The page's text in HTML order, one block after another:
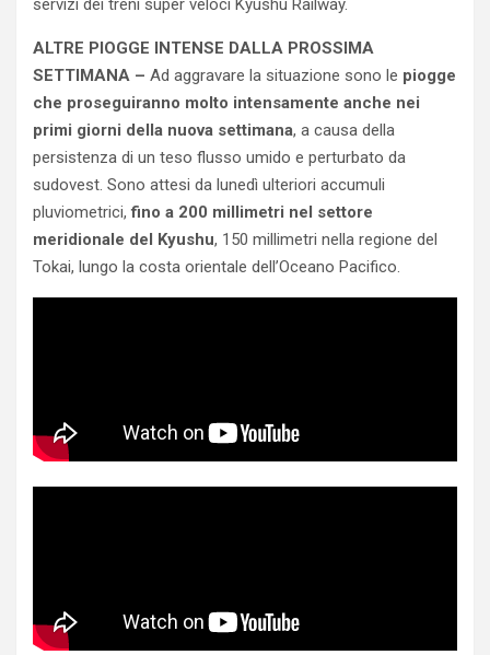
servizi dei treni super veloci Kyushu Railway.
ALTRE PIOGGE INTENSE DALLA PROSSIMA
SETTIMANA – Ad aggravare la situazione sono le piogge
che proseguiranno molto intensamente anche nei
primi giorni della nuova settimana, a causa della
persistenza di un teso flusso umido e perturbato da
sudovest. Sono attesi da lunedì ulteriori accumuli
pluviometrici,fino a 200 millimetri nel settore
meridionale del Kyushu, 150 millimetri nella regione del
Tokai, lungo la costa orientale dell’Oceano Pacifico.